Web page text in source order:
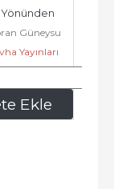
Ekle
Yönünden
ve
m....
Güneysu
Yayınları
,00